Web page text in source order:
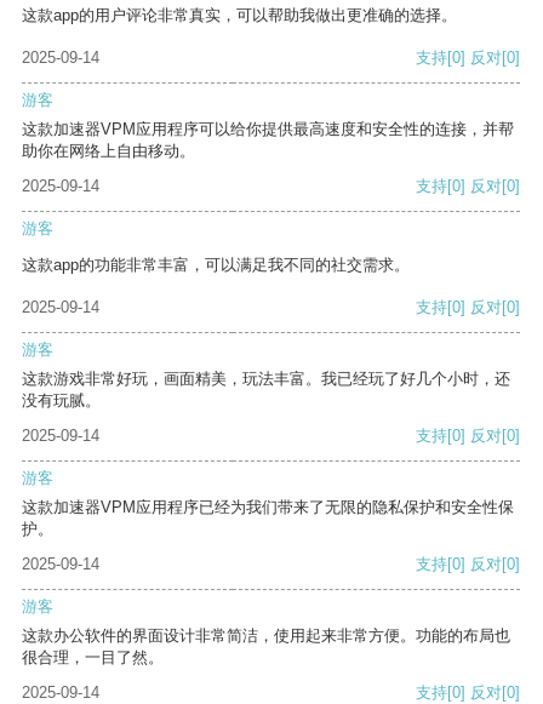
这款app的用户评论非常真实，可以帮助我做出更准确的选择。
2025-09-14 支持[0] 反对[0]
游客
这款加速器VPM应用程序可以给你提供最高速度和安全性的连接，并帮
助你在网络上自由移动。
2025-09-14
支持[0] 反对[0]
游客
这款app的功能非常丰富，可以满足我不同的社交需求。
2025-09-14 支持[0] 反对[0]
游客
这款游戏非常好玩，画面精美，玩法丰富。我已经玩了好几个小时，还
没有玩腻。
2025-09-14
支持[0] 反对[0]
游客
这款加速器VPM应用程序已经为我们带来了无限的隐私保护和安全性保
护。
2025-09-14
支持[0] 反对[0]
游客
这款办公软件的界面设计非常简洁，使用起来非常方便。功能的布局也
很合理，一目了然。
2025-09-14
支持[0] 反对[0]